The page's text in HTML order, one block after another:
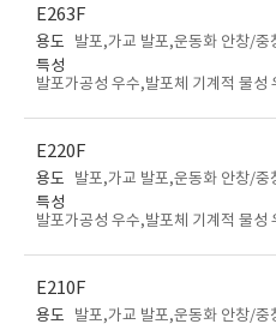
E263F
용도
발포,가교 발포,운동화 안창/중
특성
발포가공성 우수,발포체 기계적 물성
E220F
용도
발포,가교 발포,운동화 안창/중
특성
발포가공성 우수,발포체 기계적 물성
E210F
용도
발포,가교 발포,운동화 안창/중